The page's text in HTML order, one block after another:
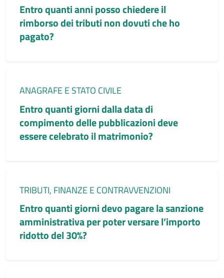
Entro quanti anni posso chiedere il
rimborso dei tributi non dovuti che ho
pagato?
Categoria:
ANAGRAFE E STATO CIVILE
Entro quanti giorni dalla data di
compimento delle pubblicazioni deve
essere celebrato il matrimonio?
Categoria:
TRIBUTI, FINANZE E CONTRAVVENZIONI
Entro quanti giorni devo pagare la sanzione
amministrativa per poter versare l’importo
ridotto del 30%?